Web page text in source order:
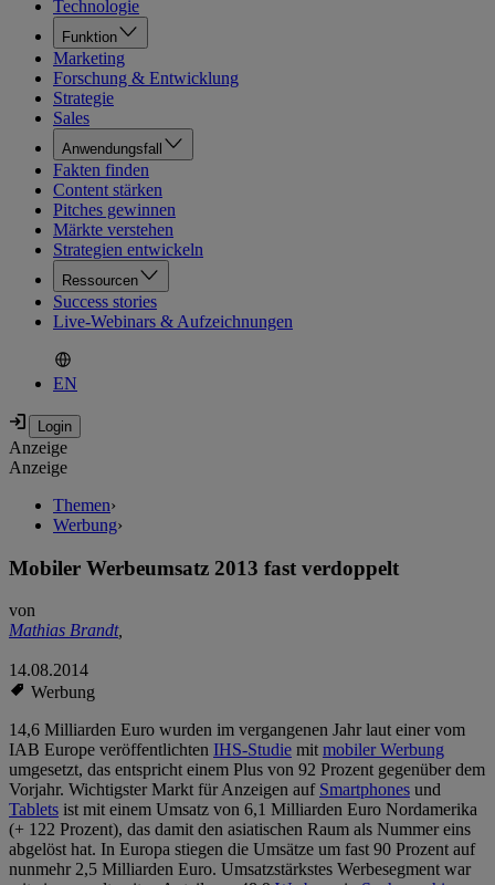
Technologie
Funktion
Marketing
Forschung & Entwicklung
Strategie
Sales
Anwendungsfall
Fakten finden
Content stärken
Pitches gewinnen
Märkte verstehen
Strategien entwickeln
Ressourcen
Success stories
Live-Webinars & Aufzeichnungen
EN
Anzeige
Anzeige
Themen›
Werbung›
Mobiler Werbeumsatz 2013 fast verdoppelt
von
Mathias Brandt,
14.08.2014
Werbung
14,6 Milliarden Euro wurden im vergangenen Jahr laut einer vom
IAB Europe veröffentlichten IHS-Studie mitmobiler Werbung
umgesetzt, das entspricht einem Plus von 92 Prozent gegenüber dem
Vorjahr. Wichtigster Markt für Anzeigen auf Smartphones und
Tablets ist mit einem Umsatz von 6,1 Milliarden Euro Nordamerika
(+ 122 Prozent), das damit den asiatischen Raum als Nummer eins
abgelöst hat. In Europa stiegen die Umsätze um fast 90 Prozent auf
nunmehr 2,5 Milliarden Euro. Umsatzstärkstes Werbesegment war